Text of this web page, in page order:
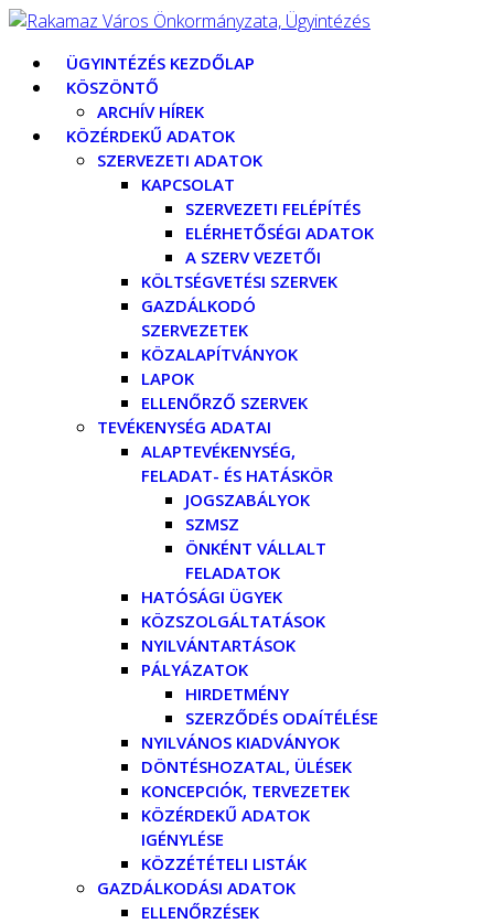
ÜGYINTÉZÉS KEZDŐLAP
KÖSZÖNTŐ
ARCHÍV HÍREK
KÖZÉRDEKŰ ADATOK
SZERVEZETI ADATOK
KAPCSOLAT
SZERVEZETI FELÉPÍTÉS
ELÉRHETŐSÉGI ADATOK
A SZERV VEZETŐI
KÖLTSÉGVETÉSI SZERVEK
GAZDÁLKODÓ
SZERVEZETEK
KÖZALAPÍTVÁNYOK
LAPOK
ELLENŐRZŐ SZERVEK
TEVÉKENYSÉG ADATAI
ALAPTEVÉKENYSÉG,
FELADAT- ÉS HATÁSKÖR
JOGSZABÁLYOK
SZMSZ
ÖNKÉNT VÁLLALT
FELADATOK
HATÓSÁGI ÜGYEK
KÖZSZOLGÁLTATÁSOK
NYILVÁNTARTÁSOK
PÁLYÁZATOK
HIRDETMÉNY
SZERZŐDÉS ODAÍTÉLÉSE
NYILVÁNOS KIADVÁNYOK
DÖNTÉSHOZATAL, ÜLÉSEK
KONCEPCIÓK, TERVEZETEK
KÖZÉRDEKŰ ADATOK
IGÉNYLÉSE
KÖZZÉTÉTELI LISTÁK
GAZDÁLKODÁSI ADATOK
ELLENŐRZÉSEK